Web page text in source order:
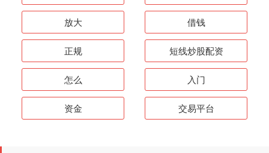
放大 借钱
正规 短线炒股配资
怎么 入门
资金 交易平台